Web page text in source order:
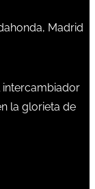
Madrid
intercambiador
la glorieta de